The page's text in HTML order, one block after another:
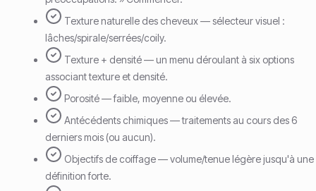
Texture naturelle des cheveux — sélecteur visuel :
lâches/spirale/serrées/coily.
Texture + densité — un menu déroulant à six options
associant texture et densité.
Porosité — faible, moyenne ou élevée.
Antécédents chimiques — traitements au cours des 6
derniers mois (ou aucun).
Objectifs de coiffage — volume/tenue légère jusqu'à une
définition forte.